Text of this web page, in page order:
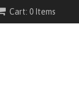
Cart: 0 Items